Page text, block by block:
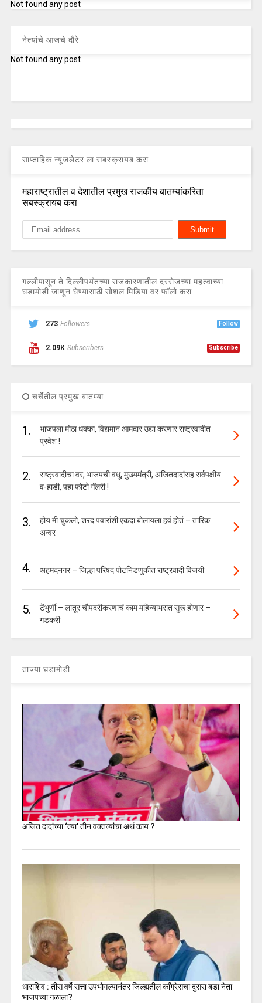
Not found any post
नेत्यांचे आजचे दौरे
Not found any post
साप्ताहिक न्यूजलेटर ला सबस्क्रायब करा
महाराष्ट्रातील व देशातील प्रमुख राजकीय बातम्यांकरिता
सबस्क्रायब करा
गल्लीपासून ते दिल्लीपर्यंतच्या राजकारणातील दररोजच्या महत्वाच्या
घडामोडी जाणून घेण्यासाठी सोशल मिडिया वर फॉलो करा
273 Followers Follow
2.09K Subscribers Subscribe
चर्चेतील प्रमुख बातम्या
1.
भाजपला मोठा धक्का, विद्यमान आमदार उद्या करणार राष्ट्रवादीत
प्रवेश !
2.
राष्ट्रवादीचा वर, भाजपची वधू, मुख्यमंत्री, अजितदादांसह सर्वपक्षीय
व-हाडी, पहा फोटो गॅलरी !
3.
होय मी चुकलो, शरद पवारांशी एकदा बोलायला हवं होतं – तारिक
अन्वर
4. अहमदनगर – जिल्हा परिषद पोटनिडणुकीत राष्ट्रवादी विजयी
5.
टेंभुर्णी – लातूर चौपदरीकरणाचं काम महिन्याभरात सुरू होणार –
गडकरी
ताज्या घडामोडी
अजित दादांच्या ‘त्या’ तीन वक्तव्यांचा अर्थ काय ?
धाराशिव : तीस वर्षे सत्ता उपभोगल्यानंतर जिल्ह्यतील कॉंग्रेसचा दुसरा बडा नेता
भाजपच्या गळाला?